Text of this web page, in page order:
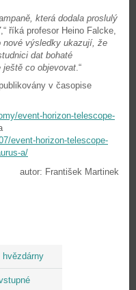
která dodala proslulý
,“ říká profesor Heino Falcke,
nové výsledky ukazují, že
dat bohaté
ještě co objevovat.“
v časopise
event-horizon-telescope-
event-horizon-telescope-
a/
autor: František Martinek